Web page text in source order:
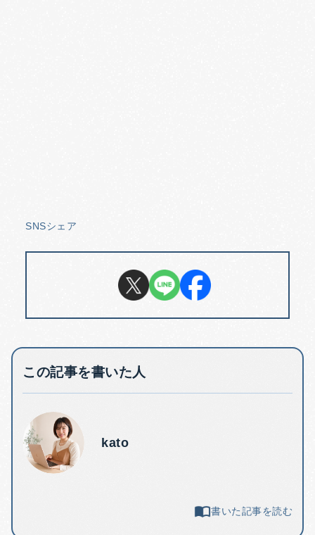
SNSシェア
この記事を書いた人
kato
書いた記事を読む